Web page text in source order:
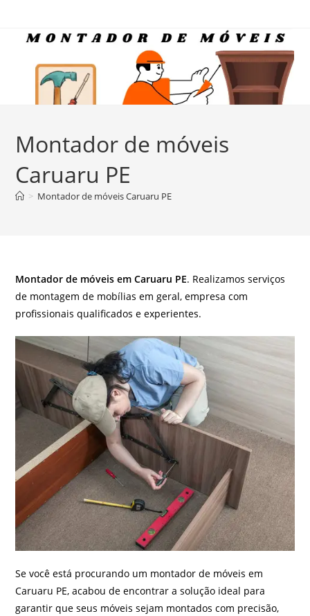
Montador de móveis
Caruaru PE
> Montador de móveis Caruaru PE
Montador de móveis em Caruaru PE. Realizamos serviços
de montagem de mobílias em geral, empresa com
profissionais qualificados e experientes.
Se você está procurando um montador de móveis em
Caruaru PE, acabou de encontrar a solução ideal para
garantir que seus móveis sejam montados com precisão,